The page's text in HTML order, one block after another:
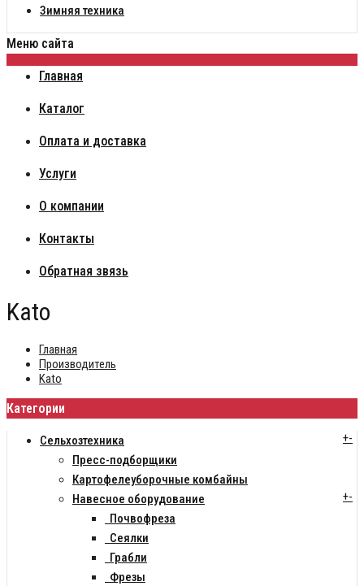
Зимняя техника
Меню сайта
Главная
Каталог
Оплата и доставка
Услуги
О компании
Контакты
Обратная звязь
Kato
Главная
Производитель
Kato
Категории
Сельхозтехника +-
Пресс-подборщики
Картофелеуборочные комбайны
Навесное оборудование
+-
Почвофреза
Сеялки
Грабли
Фрезы